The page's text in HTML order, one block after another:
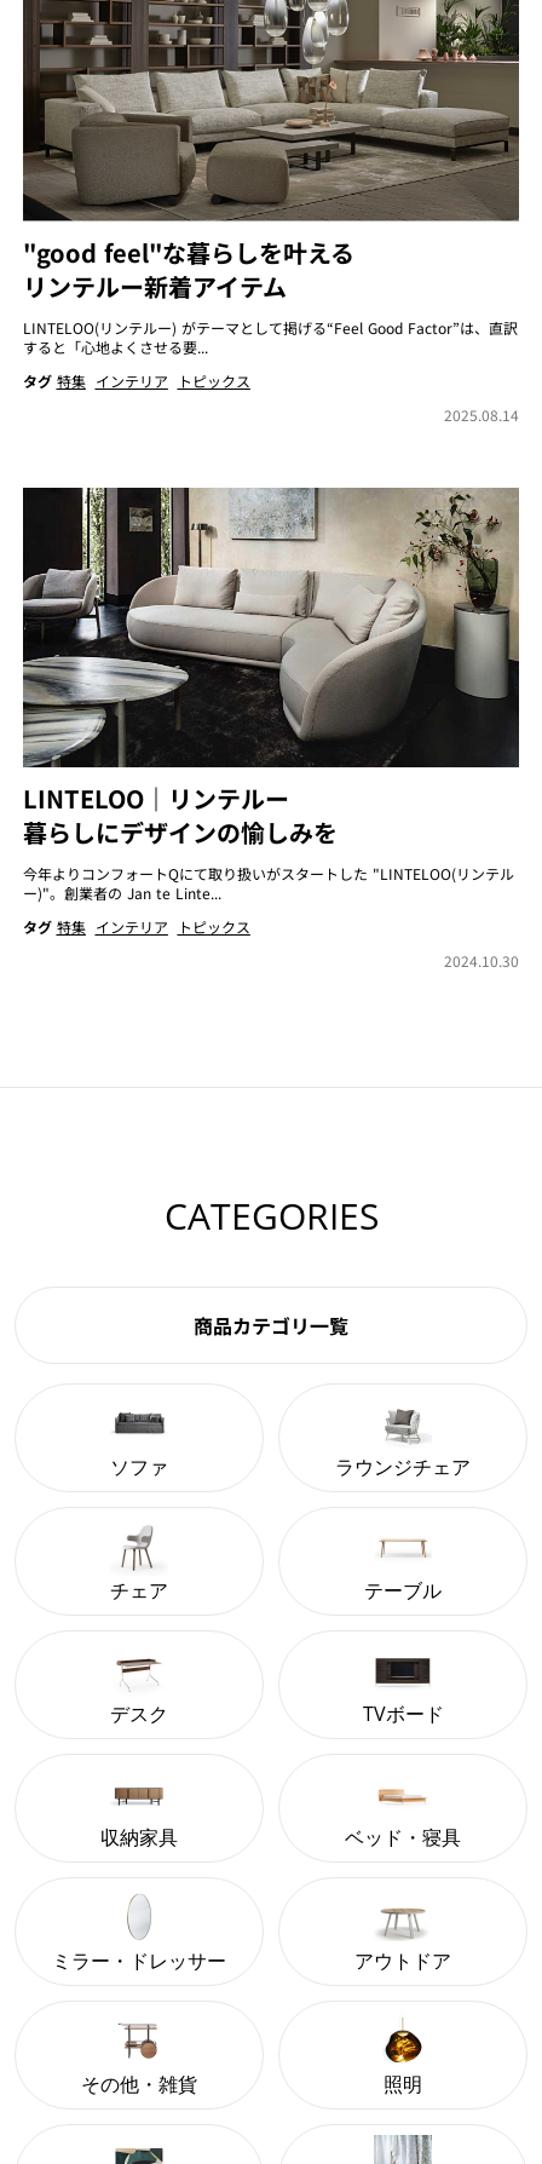
"good feel"な暮らしを叶える
リンテルー新着アイテム
LINTELOO(リンテルー) がテーマとして掲げる“Feel Good Factor”は、直訳
すると「心地よくさせる要...
タグ 特集 インテリア
トピックス
2025.08.14
LINTELOO｜リンテルー
暮らしにデザインの愉しみを
今年よりコンフォートQにて取り扱いがスタートした "LINTELOO(リンテル
ー)"。創業者の Jan te Linte...
タグ 特集 インテリア
トピックス
2024.10.30
CATEGORIES
商品カテゴリ一覧
ソファ ラウンジチェア
チェア テーブル
デスク TVボード
収納家具 ベッド・寝具
ミラー・ドレッサー アウトドア
その他・雑貨 照明